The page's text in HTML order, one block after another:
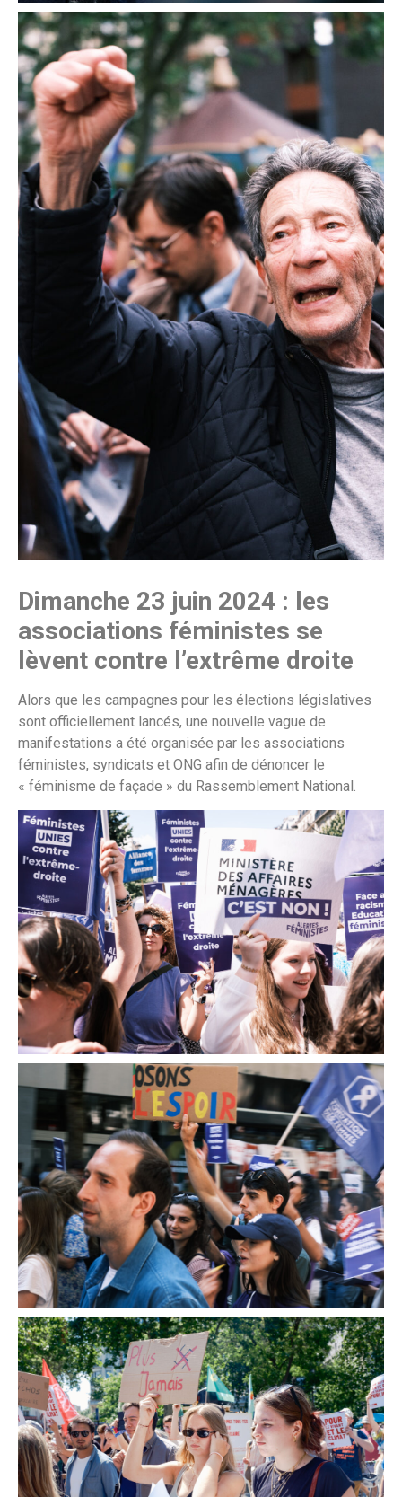
Dimanche 23 juin 2024 : les
associations féministes se
lèvent contre l’extrême droite
Alors que les campagnes pour les élections législatives
sont officiellement lancés, une nouvelle vague de
manifestations a été organisée par les associations
féministes, syndicats et ONG afin de dénoncer le
« féminisme de façade » du Rassemblement National.